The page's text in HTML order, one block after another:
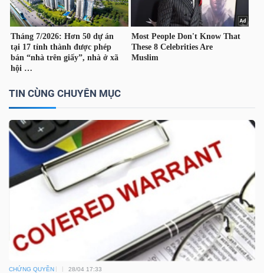
TIN CÙNG CHUYÊN MỤC
CHỨNG QUYỀN 28/04 17:33
CHÍNH
CÁ
NHÂN
TÍCH
VIETSTOCKFINANCE